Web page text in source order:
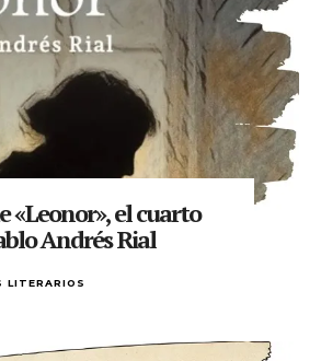
«Leonor», el cuarto
Andrés Rial
LITERARIOS